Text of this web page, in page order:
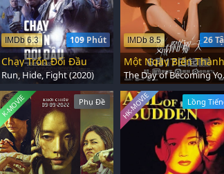
109 Phút
IMDb 6.3
Chạy Trốn Đối Đầu
Run, Hide, Fight (2020)
26
IMDb 8.5
The
Phụ Đề
K-MOVIE Lồng
HK-MOVIE